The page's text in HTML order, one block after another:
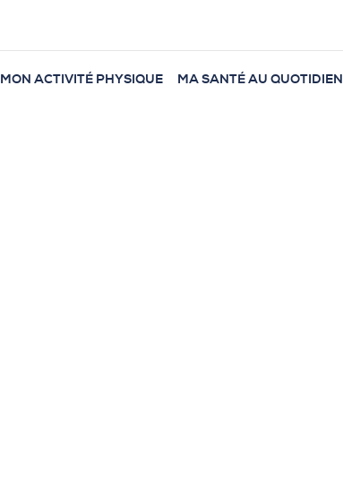
MON ACTIVITÉ PHYSIQUE MA SANTÉ AU QUOTIDIEN